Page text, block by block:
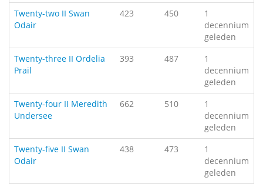
Twenty-two II Swan
Odair
423 450
1
decennium
geleden
Twenty-three II Ordelia
Prail
393 487
1
decennium
geleden
Twenty-four II Meredith
Undersee
662 510
1
decennium
geleden
Twenty-five II Swan
Odair
438 473
1
decennium
geleden